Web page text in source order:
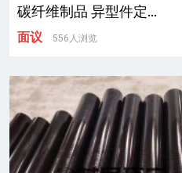
碳纤维制品 异型件定...
面议 556人浏览